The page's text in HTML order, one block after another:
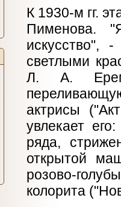
К 1930-м гг.
Пименова.
искусство",
светлыми
Л. А.
актрисы
увлекает
ряда,
открытой
розово-
колорита